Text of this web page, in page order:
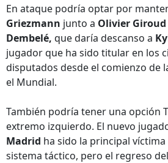
En ataque podría optar por
Griezmann junto a Olivier
Dembelé, que daría descanso a
jugador que ha sido titular en los
disputados desde el comienzo de
el Mundial.
También podría tener una opción
extremo izquierdo. El nuevo
Madrid ha sido la principal
sistema táctico, pero el regreso